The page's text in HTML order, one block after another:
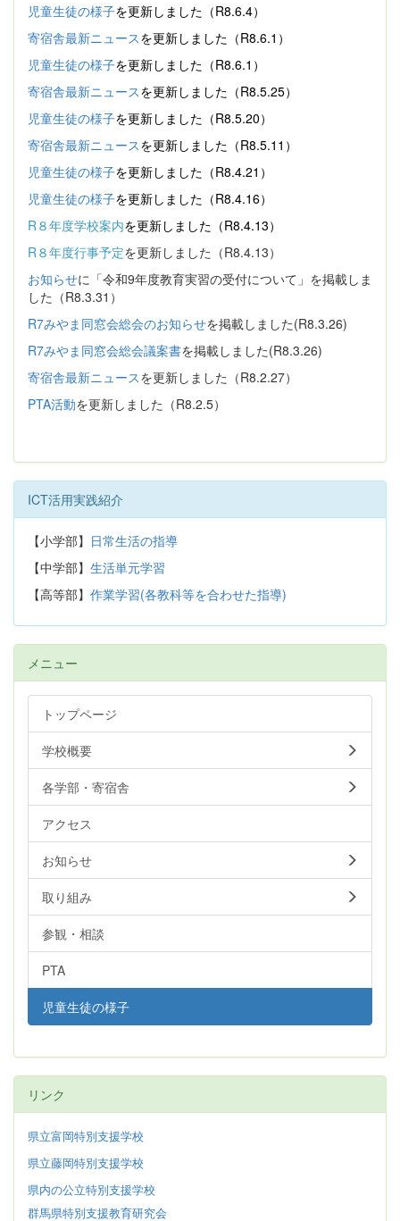
児童生徒の様子を更新しました（R8.6.4）
寄宿舎最新ニュースを更新しました（R8.6.1）
児童生徒の様子を更新しました（R8.6.1）
寄宿舎最新ニュースを更新しました（R8.5.25）
児童生徒の様子を更新しました（R8.5.20）
寄宿舎最新ニュースを更新しました（R8.5.11）
児童生徒の様子を更新しました（R8.4.21）
児童生徒の様子を更新しました（R8.4.16）
R８年度学校案内を更新しました（R8.4.13）
R８年度行事予定を更新しました（R8.4.13）
お知らせに「令和9年度教育実習の受付について」を掲載しま
した（R8.3.31）
R7みやま同窓会総会のお知らせを掲載しました(R8.3.26)
R7みやま同窓会総会議案書を掲載しました(R8.3.26)
寄宿舎最新ニュースを更新しました（R8.2.27）
PTA活動を更新しました（R8.2.5）
ICT活用実践紹介
【小学部】 日常生活の指導
【中学部】 生活単元学習
【高等部】 作業学習(各教科等を合わせた指導)
メニュー
トップページ
学校概要
各学部・寄宿舎
アクセス
お知らせ
取り組み
参観・相談
PTA
児童生徒の様子
リンク
県立富岡特別支援学校
県立藤岡特別支援学校
県内の公立特別支援学校
群馬県特別支援教育研究会